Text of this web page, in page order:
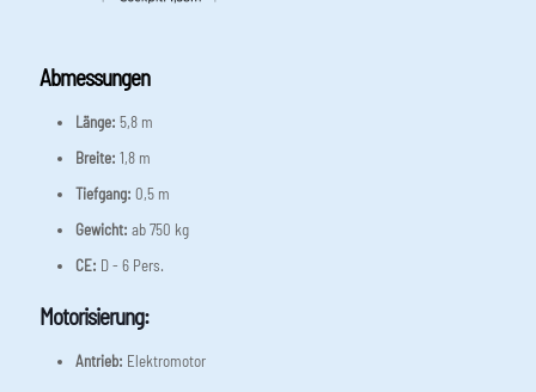
Abmessungen
Länge: 5,8 m
Breite: 1,8 m
Tiefgang: 0,5 m
Gewicht: ab 750 kg
CE: D - 6 Pers.
Motorisierung:
Antrieb: Elektromotor